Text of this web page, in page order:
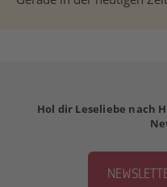
Hol dir Leseliebe nach